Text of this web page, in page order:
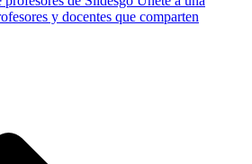
y docentes que comparten